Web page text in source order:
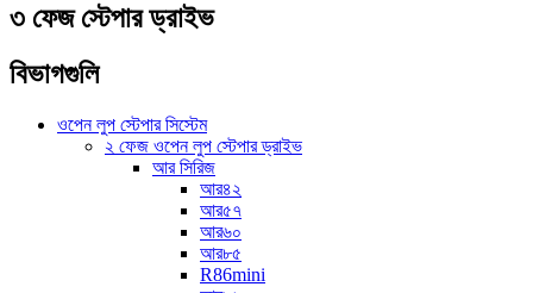
৩ ফেজ স্টেপার ড্রাইভ
বিভাগগুলি
ওপেন লুপ স্টেপার সিস্টেম
২ ফেজ ওপেন লুপ স্টেপার ড্রাইভ
আর সিরিজ
আর৪২
আর৫৭
আর৬০
আর৮৫
R86mini